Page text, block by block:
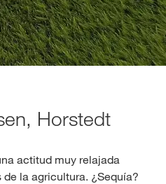
Horstedt
actitud muy relajada
la agricultura. ¿Sequía?